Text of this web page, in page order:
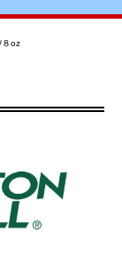
８oz